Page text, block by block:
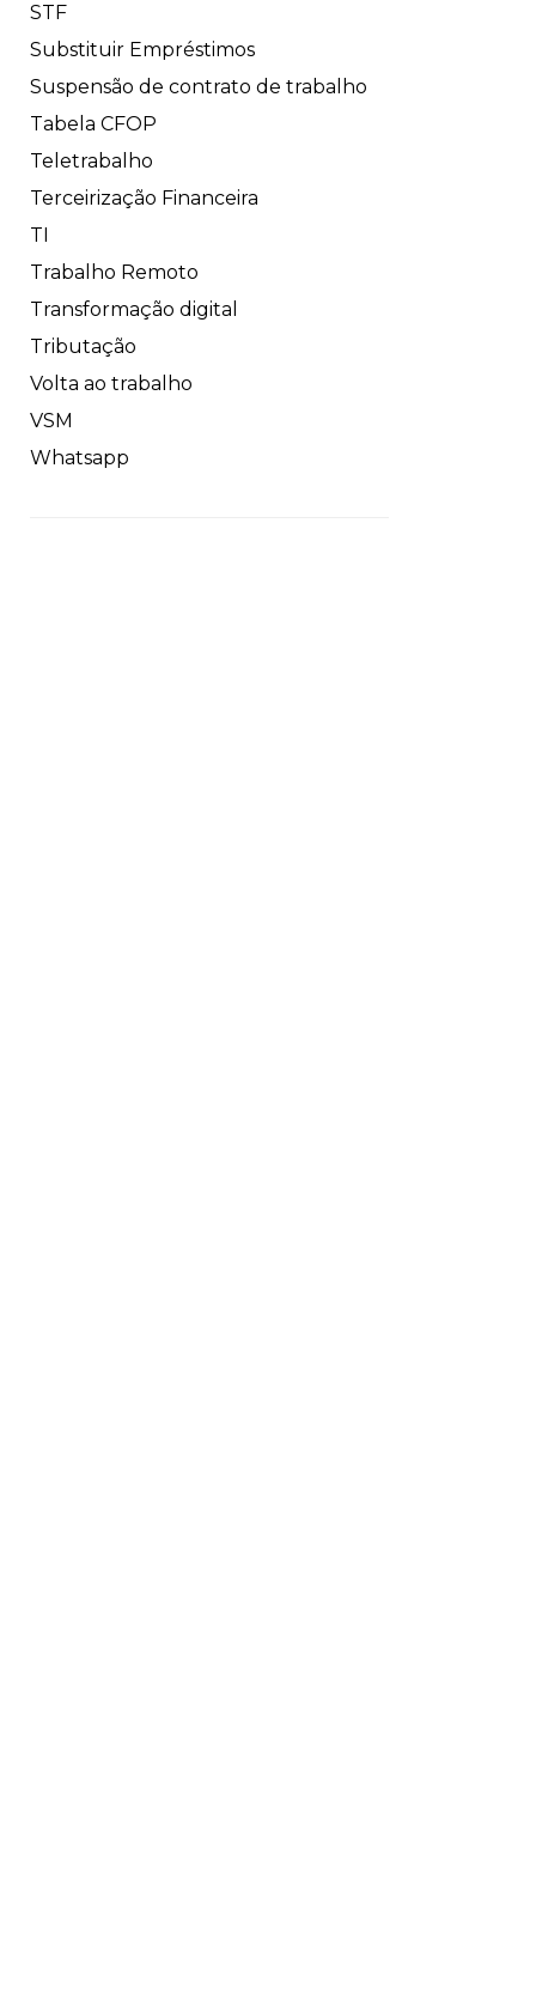
STF
Substituir Empréstimos
Suspensão de contrato de trabalho
Tabela CFOP
Teletrabalho
Terceirização Financeira
TI
Trabalho Remoto
Transformação digital
Tributação
Volta ao trabalho
VSM
Whatsapp